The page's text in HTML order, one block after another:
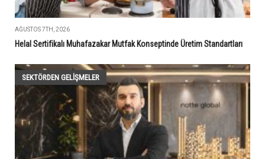
AĞUSTOS 7TH, 2026
Helal Sertifikalı Muhafazakar Mutfak Konseptinde Üretim Standartları
SEKTÖRDEN GELIŞMELER